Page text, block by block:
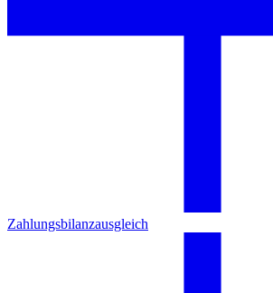
Zahlungsbilanzausgleich